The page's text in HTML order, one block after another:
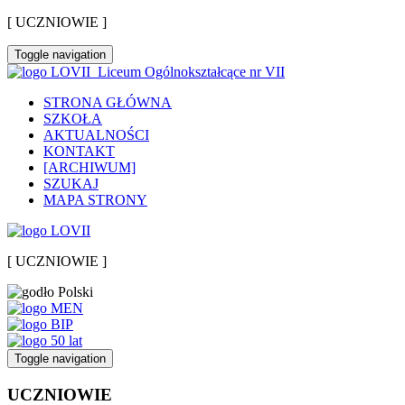
[ UCZNIOWIE ]
Toggle navigation
Liceum Ogólnokształcące nr VII
STRONA GŁÓWNA
SZKOŁA
AKTUALNOŚCI
KONTAKT
[ARCHIWUM]
SZUKAJ
MAPA STRONY
[ UCZNIOWIE ]
Toggle navigation
UCZNIOWIE